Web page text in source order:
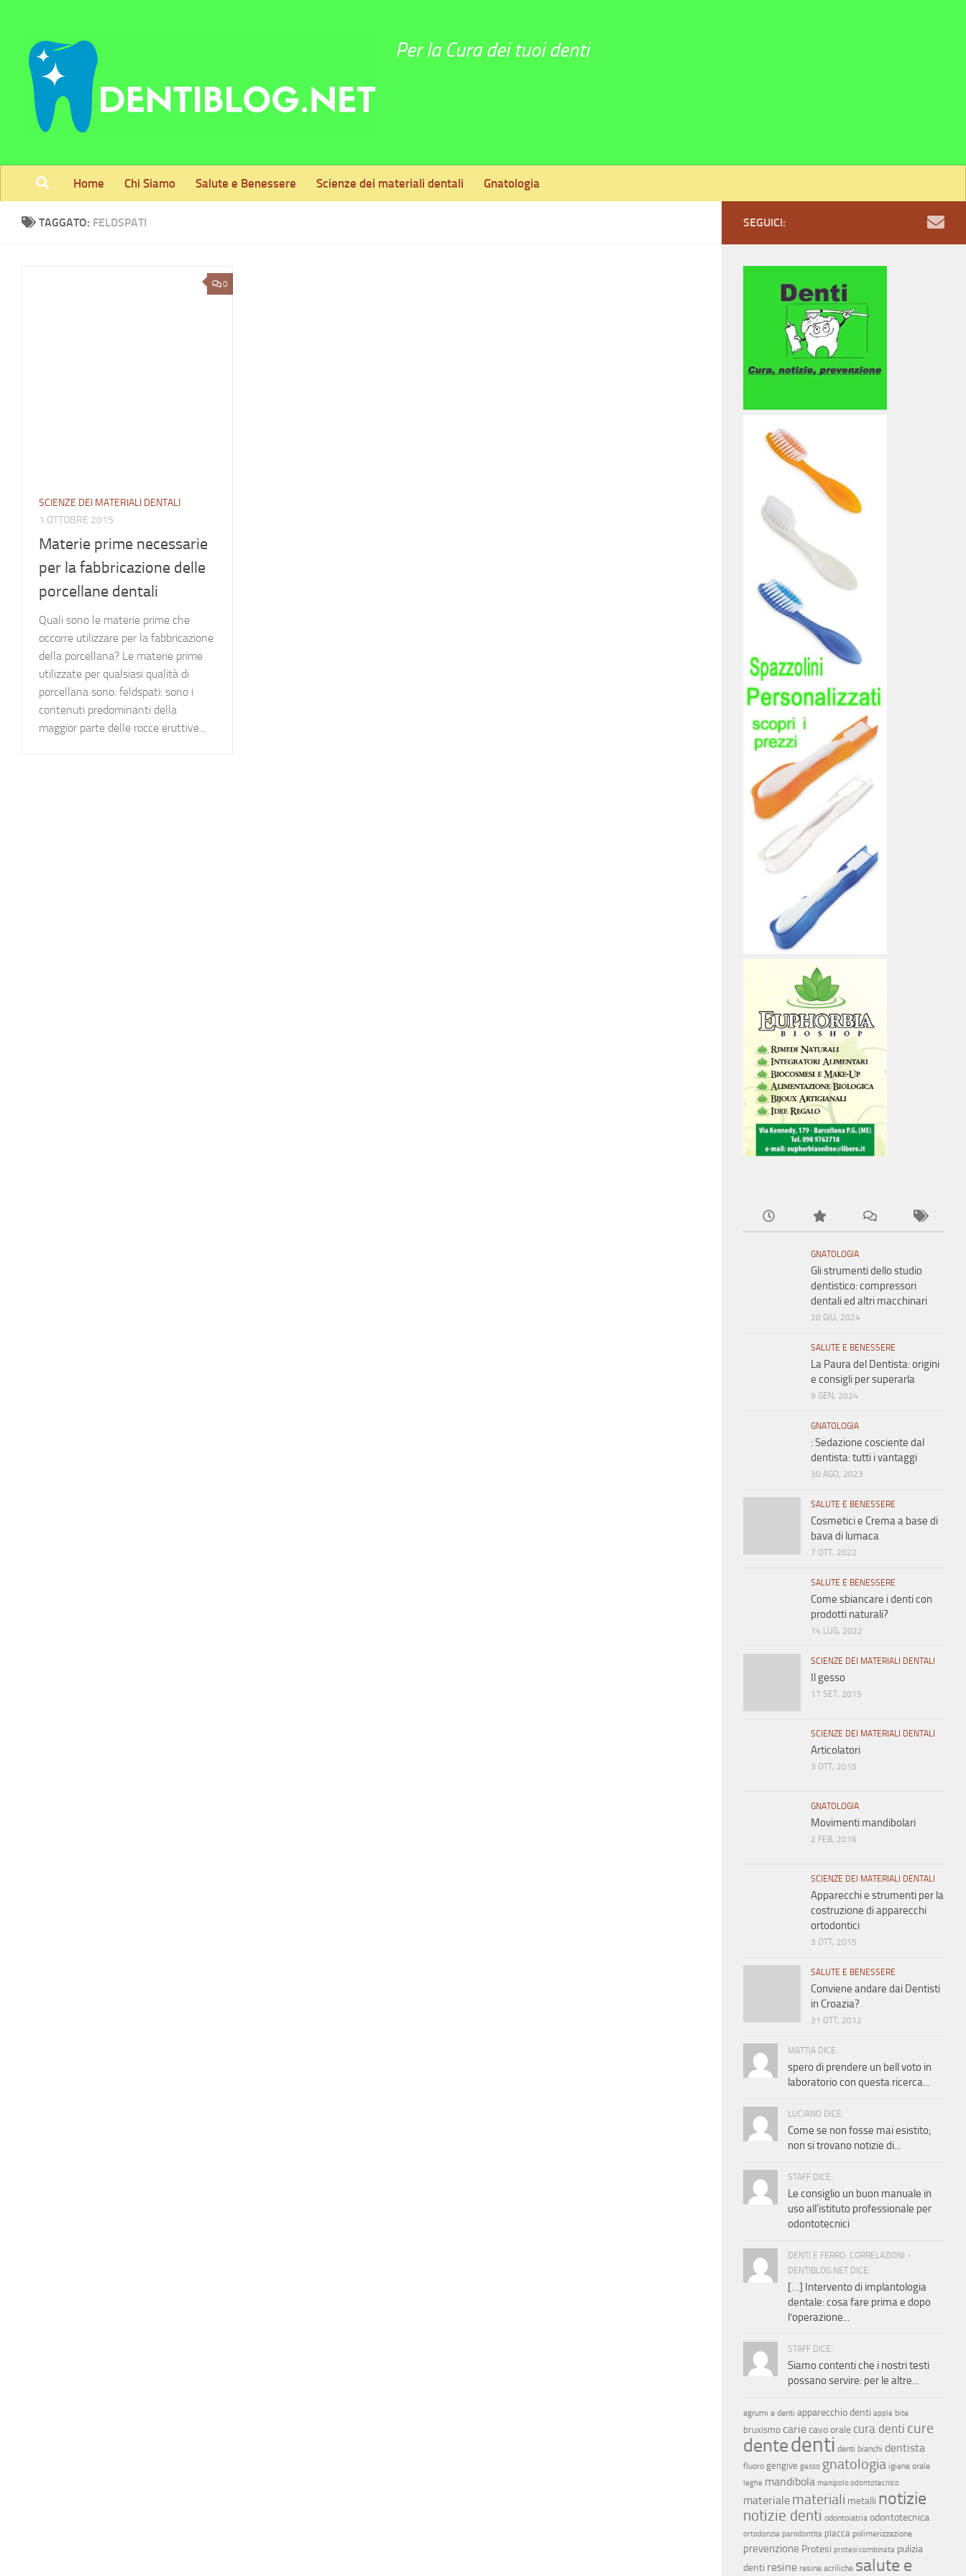
Per la Cura dei tuoi denti
Home Chi Siamo Salute e Benessere Scienze dei materiali dentali Gnatologia
TAGGATO: FELDSPATI
0
SCIENZE DEI MATERIALI DENTALI
1 OTTOBRE 2015
Materie prime necessarie
per la fabbricazione delle
porcellane dentali
Quali sono le materie prime che
occorre utilizzare per la fabbricazione
della porcellana? Le materie prime
utilizzate per qualsiasi qualità di
porcellana sono: feldspati: sono i
contenuti predominanti della
maggior parte delle rocce eruttive...
SEGUICI:
GNATOLOGIA
Gli strumenti dello studio
dentistico: compressori
dentali ed altri macchinari
20 GIU, 2024
SALUTE E BENESSERE
La Paura del Dentista: origini
e consigli per superarla
9 GEN, 2024
GNATOLOGIA
: Sedazione cosciente dal
dentista: tutti i vantaggi
30 AGO, 2023
SALUTE E BENESSERE
Cosmetici e Crema a base di
bava di lumaca
7 OTT, 2022
SALUTE E BENESSERE
Come sbiancare i denti con
prodotti naturali?
14 LUG, 2022
SCIENZE DEI MATERIALI DENTALI
Il gesso
17 SET, 2015
SCIENZE DEI MATERIALI DENTALI
Articolatori
3 OTT, 2015
GNATOLOGIA
Movimenti mandibolari
2 FEB, 2016
SCIENZE DEI MATERIALI DENTALI
Apparecchi e strumenti per la
costruzione di apparecchi
ortodontici
3 OTT, 2015
SALUTE E BENESSERE
Conviene andare dai Dentisti
in Croazia?
31 OTT, 2012
MATTIA DICE:
spero di prendere un bell voto in
laboratorio con questa ricerca...
LUCIANO DICE:
Come se non fosse mai esistito;
non si trovano notizie di...
STAFF DICE:
Le consiglio un buon manuale in
uso all'istituto professionale per
odontotecnici
DENTI E FERRO: CORRELAZIONI -
DENTIBLOG.NET DICE:
[…] Intervento di implantologia
dentale: cosa fare prima e dopo
l’operazione...
STAFF DICE:
Siamo contenti che i nostri testi
possano servire: per le altre...
agrumi e denti apparecchio denti apple bite
bruxismo cariecavo orale cura denti cure
dentedenti denti bianchi dentista
fluoro gengive gesso gnatologia igiene orale
leghe mandibola manipolo odontotecnico
materiale materiali metalli notizie
notizie denti odontoiatria odontotecnica
ortodonzia parodontite placca polimerizzazione
prevenzione Protesi protesi combinata pulizia
denti resine resine acriliche salute e